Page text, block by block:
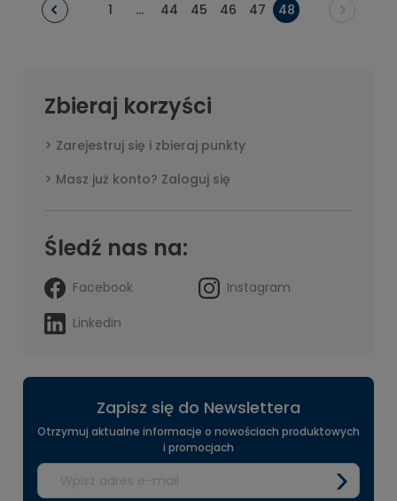
1 ... 44 45 46 47 48
Zbieraj korzyści
Zarejestruj się i zbieraj punkty
Masz już konto? Zaloguj się
Śledź nas na:
Facebook
Instagram
Linkedin
Zapisz się do Newslettera
Otrzymuj aktualne informacje o nowościach produktowych
i promocjach